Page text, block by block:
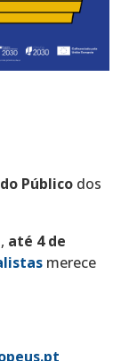
Público dos
até 4 de
merece